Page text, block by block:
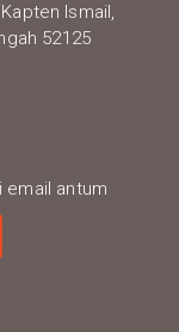
Ismail,
52125
email antum